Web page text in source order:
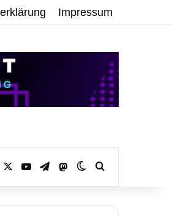
Impressum
Facebook YouTubeTelegramMastodonSkin umschalten